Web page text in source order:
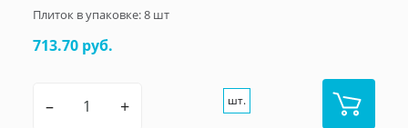
Плиток в упаковке:8 шт
713.70 руб.
– + шт.